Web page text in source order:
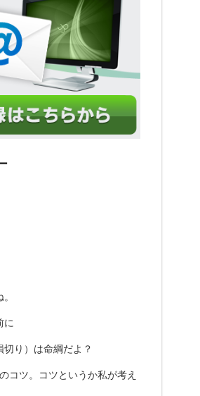
に
切り）は命綱だよ？
コツ。コツというか私が考え